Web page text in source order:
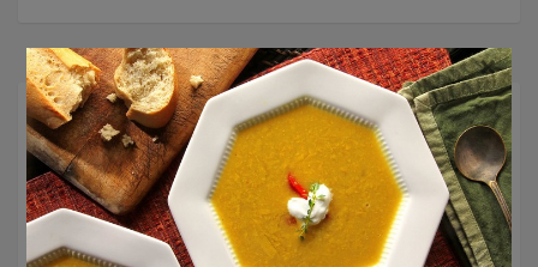
Recettes similaires
×